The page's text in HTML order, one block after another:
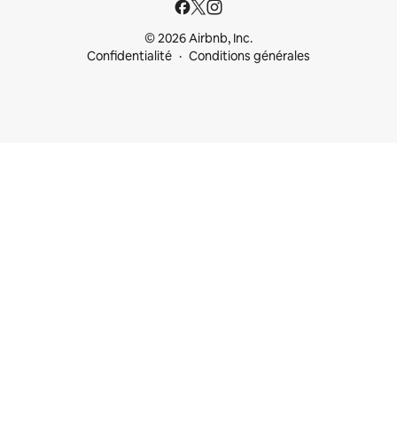
© 2026 Airbnb, Inc.
Confidentialité
Conditions générales